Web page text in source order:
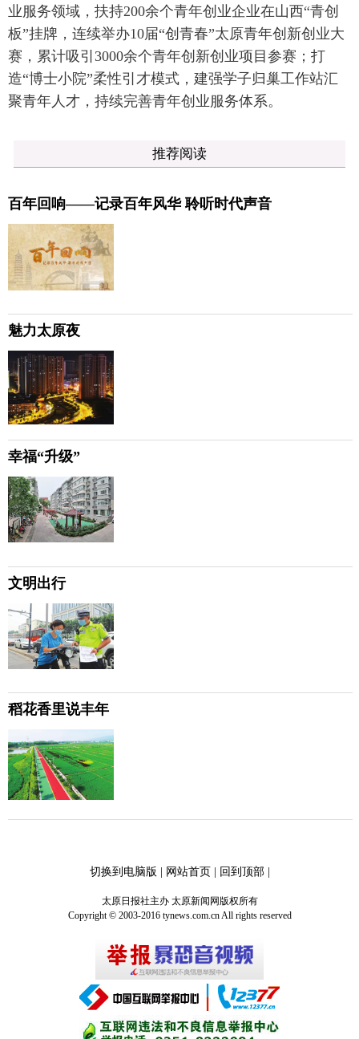
业服务领域，扶持200余个青年创业企业在山西“青创
板”挂牌，连续举办10届“创青春”太原青年创新创业大
赛，累计吸引3000余个青年创新创业项目参赛；打
造“博士小院”柔性引才模式，建强学子归巢工作站汇
聚青年人才，持续完善青年创业服务体系。
推荐阅读
百年回响——记录百年风华 聆听时代声音
魅力太原夜
幸福“升级”
文明出行
稻花香里说丰年
切换到电脑版 | 网站首页| 回到顶部|
太原日报社主办 太原新闻网版权所有
Copyright © 2003-2016 tynews.com.cn All rights reserved